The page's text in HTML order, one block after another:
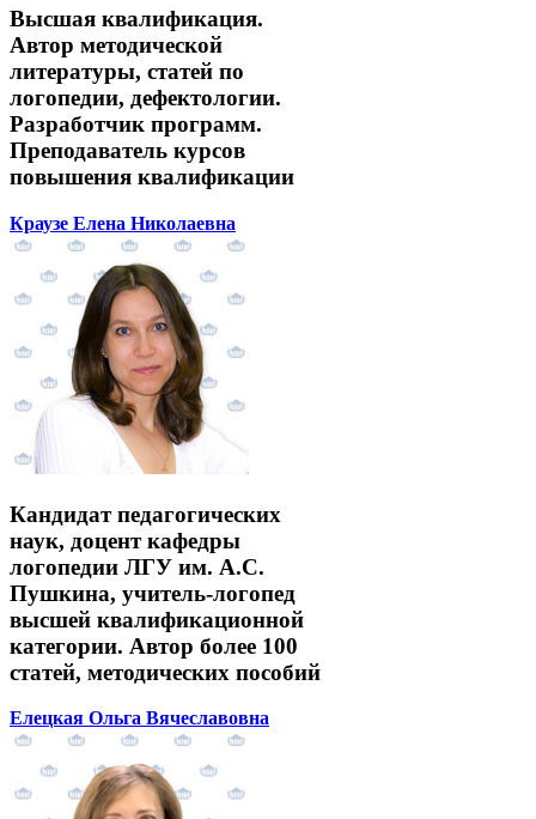
Высшая квалификация.
Автор методической
литературы, статей по
логопедии, дефектологии.
Разработчик программ.
Преподаватель курсов
повышения квалификации
Краузе Елена Николаевна
Кандидат педагогических
наук, доцент кафедры
логопедии ЛГУ им. А.С.
Пушкина, учитель-логопед
высшей квалификационной
категории. Автор более 100
статей, методических пособий
Елецкая Ольга Вячеславовна